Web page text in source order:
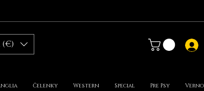
(€)
Čelenky Western Special Pre Psy